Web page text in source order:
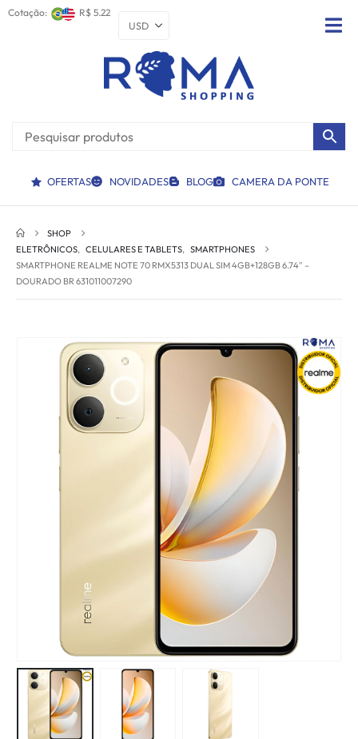
Cotação: R$ 5.22
OFERTAS NOVIDADES BLOG CAMERA DA PONTE
SHOP
ELETRÔNICOS, CELULARES E TABLETS, SMARTPHONES
SMARTPHONE REALME NOTE 70 RMX5313 DUAL SIM 4GB+128GB 6.74″ –
DOURADO BR 631011007290